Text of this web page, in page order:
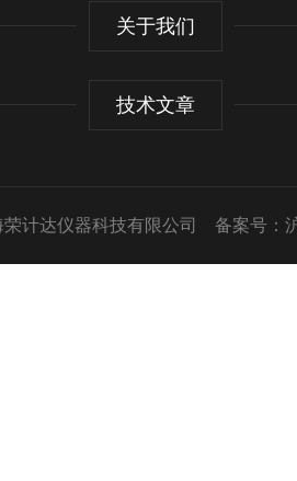
关于我们
技术文章
计达仪器科技有限公司 备案号：